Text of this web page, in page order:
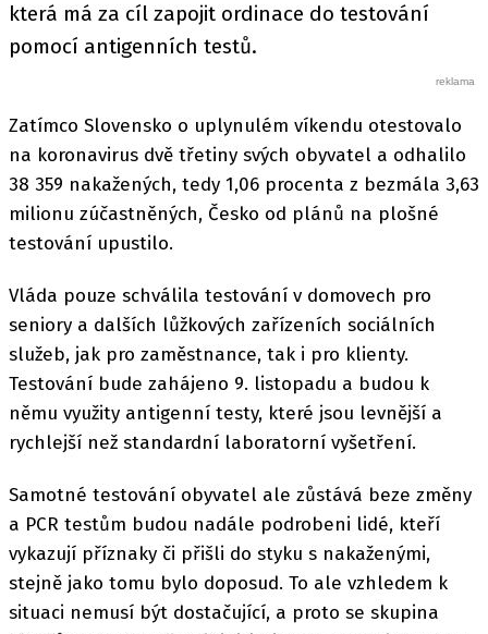
která má za cíl zapojit ordinace do testování
pomocí antigenních testů.
Zatímco Slovensko o uplynulém víkendu otestovalo
na koronavirus dvě třetiny svých obyvatel a odhalilo
38 359 nakažených, tedy 1,06 procenta z bezmála 3,63
milionu zúčastněných, Česko od plánů na plošné
testování upustilo.
Vláda pouze schválila testování v domovech pro
seniory a dalších lůžkových zařízeních sociálních
služeb, jak pro zaměstnance, tak i pro klienty.
Testování bude zahájeno 9. listopadu a budou k
němu využity antigenní testy, které jsou levnější a
rychlejší než standardní laboratorní vyšetření.
Samotné testování obyvatel ale zůstává beze změny
a PCR testům budou nadále podrobeni lidé, kteří
vykazují příznaky či přišli do styku s nakaženými,
stejně jako tomu bylo doposud. To ale vzhledem k
situaci nemusí být dostačující, a proto se skupina